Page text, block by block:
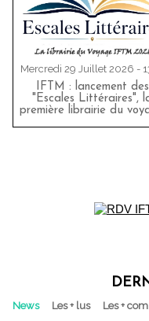
Mercredi 29 Juillet 2026 -
IFTM : lancement des
"Escales Littéraires",
première librairie du
News Les + lus Les +